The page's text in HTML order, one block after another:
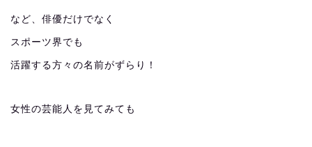
など、俳優だけでなく
スポーツ界でも
活躍する方々の名前がずらり！
女性の芸能人を見てみても